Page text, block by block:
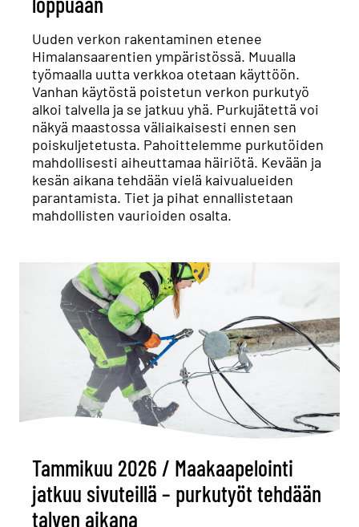
Uuden verkon rakentaminen etenee
Himalansaarentien ympäristössä. Muualla
työmaalla uutta verkkoa otetaan käyttöön.
Vanhan käytöstä poistetun verkon purkutyö
alkoi talvella ja se jatkuu yhä. Purkujätettä voi
näkyä maastossa väliaikaisesti ennen sen
poiskuljetetusta. Pahoittelemme purkutöiden
mahdollisesti aiheuttamaa häiriötä. Kevään ja
kesän aikana tehdään vielä kaivualueiden
parantamista. Tiet ja pihat ennallistetaan
mahdollisten vaurioiden osalta.
Tammikuu 2026 / Maakaapelointi
jatkuu sivuteillä – purkutyöt tehdään
talven aikana